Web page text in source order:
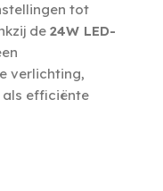
tot
de 24W LED-
verlichting,
efficiënte